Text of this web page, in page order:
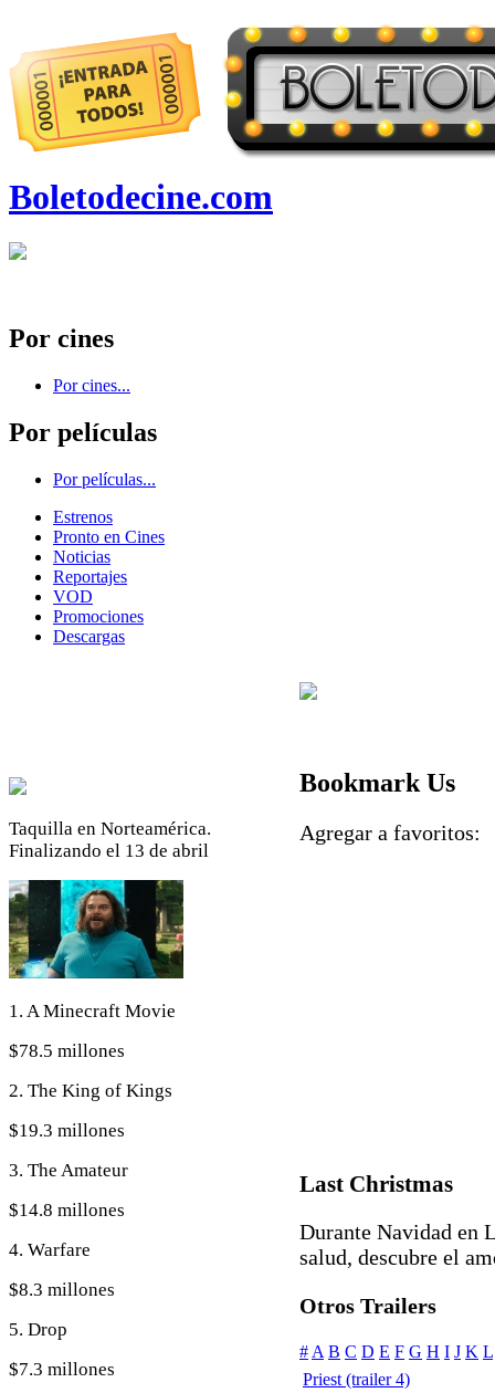
Boletodecine.com
Por cines
Por cines...
Por películas
Por películas...
Estrenos
Pronto en Cines
Noticias
Reportajes
VOD
Promociones
Descargas
Taquilla en Norteamérica.
Finalizando el 13 de abril
1. A Minecraft Movie
$78.5 millones
2. The King of Kings
$19.3 millones
3. The Amateur
$14.8 millones
4. Warfare
$8.3 millones
5. Drop
$7.3 millones
Bookmark Us
Agregar a
Last Christmas
Durante Navidad en
salud, descubre el
Otros Trailers
# A B C D E F G H I J K L
Priest (trailer 4)